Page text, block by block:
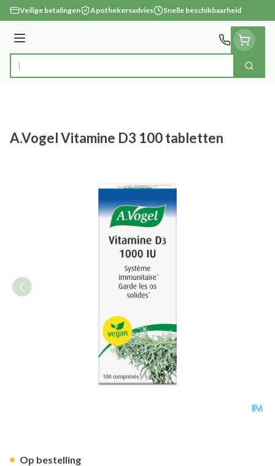
Ga naar de inhoud
Veilige betalingen Apothekersadvies Snelle beschikbaarheid
Menu
Product, merk, categorie... Zoek
A.Vogel Vitamine D3 100 tabletten
Op bestelling